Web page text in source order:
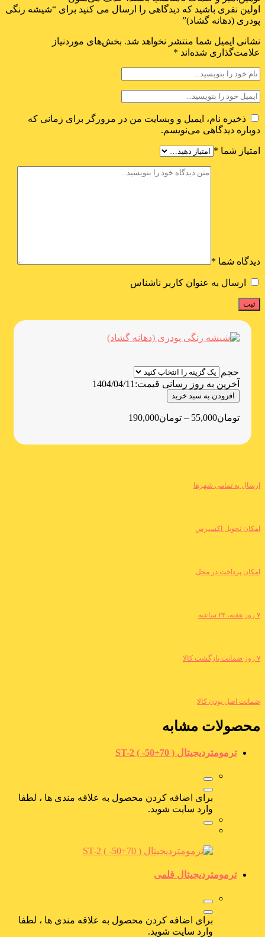
اولین نفری باشید که دیدگاهی را ارسال می کنید برای “شیشه رنگی
پودری (دهانه گشاد)”
نشانی ایمیل شما منتشر نخواهد شد. بخش‌های موردنیاز
علامت‌گذاری شده‌اند *
ذخیره نام، ایمیل و وبسایت من در مرورگر برای زمانی که
دوباره دیدگاهی می‌نویسم.
امتیاز شما *
دیدگاه شما *
ارسال به عنوان کاربر ناشناس
حجم
آخرین به روز رسانی قیمت: 1404/04/11
افزودن به سبد خرید
تومان55,000
– تومان190,000
ارسال به تمامی شهرها
امکان تحویل اکسپرس
امکان پرداخت در محل
۷ روز هفته، ۲۴ ساعته
۷ روز ضمانت بازگشت کالا
ضمانت اصل بودن کالا
محصولات مشابه
ترمومتردیجیتال ( ST-2 ( -50+70
برای اضافه کردن محصول به علاقه مندی ها ، لطفا
وارد سایت شوید.
ترمومتردیجیتال قلمی
برای اضافه کردن محصول به علاقه مندی ها ، لطفا
وارد سایت شوید.